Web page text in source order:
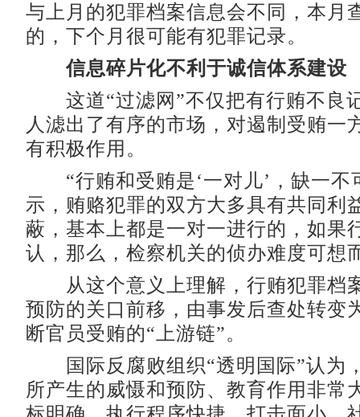
与上月的犯罪档案信息会不同，本月
的，下个月很可能有犯罪记录。
信息碎片化不利于诚信体系建设
这道“过滤网”不仅把有行贿不良
人滤出了有序的市场，对遏制受贿一
有积极作用。
“行贿和受贿是‘一对儿’，缺一不
示，贿赂犯罪的双方大多具有共同利
蔽，基本上都是一对一进行的，如果
认，那么，检察机关的侦办难度可想
从这个意义上理解，行贿犯罪档
预防的关口前移，由事发后查处转变
断官员受贿的“上游链”。
国际反腐败组织“透明国际”认为
所产生的威慑和预防、教育作用非常